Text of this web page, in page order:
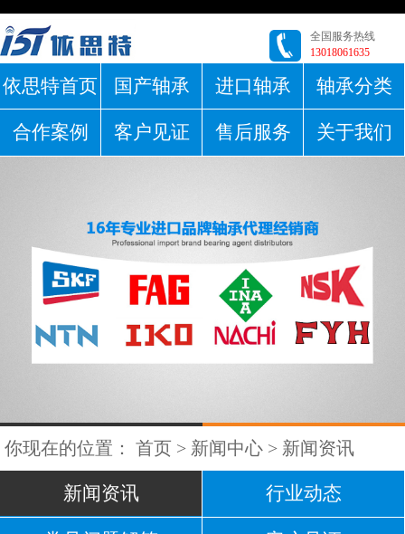
全国服务热线
13018061635
依思特首页 国产轴承 进口轴承 轴承分类
合作案例 客户见证 售后服务 关于我们
你现在的位置： 首页 > 新闻中心 > 新闻资讯
新闻资讯 行业动态